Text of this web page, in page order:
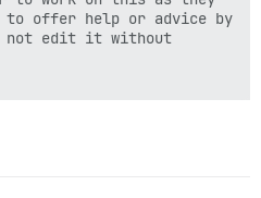
to offer help or advice by
not edit it without